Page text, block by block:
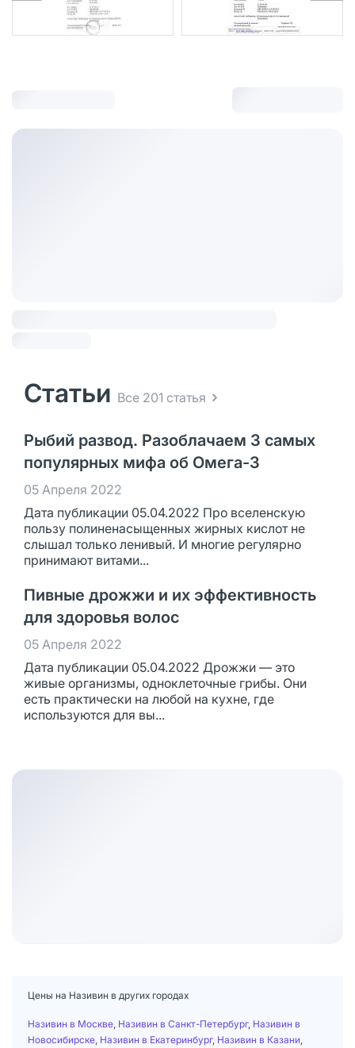
Статьи Все 201 статья
Рыбий развод. Разоблачаем 3 самых
популярных мифа об Омега-3
05 Апреля 2022
Дата публикации 05.04.2022 Про вселенскую
пользу полиненасыщенных жирных кислот не
слышал только ленивый. И многие регулярно
принимают витами...
Пивные дрожжи и их эффективность
для здоровья волос
05 Апреля 2022
Дата публикации 05.04.2022 Дрожжи — это
живые организмы, одноклеточные грибы. Они
есть практически на любой на кухне, где
используются для вы...
Цены на Називин в других городах
Називин в Москве Називин в Санкт-Петербург, Називин в
Новосибирске Називин в Екатеринбург, Називин в Казани